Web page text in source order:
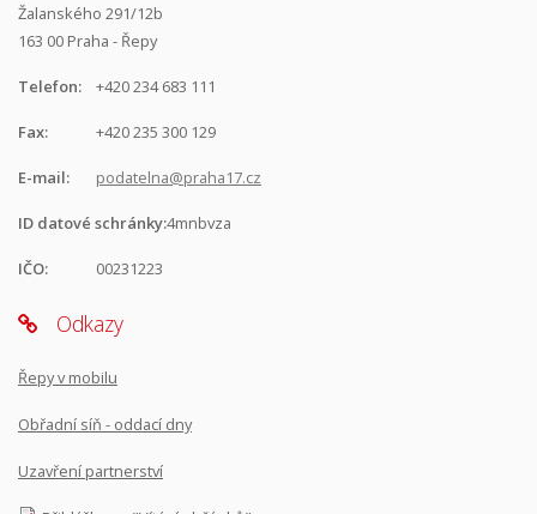
Žalanského 291/12b
163 00 Praha - Řepy
Telefon: +420 234 683 111
Fax: +420 235 300 129
E-mail: podatelna@praha17.cz
ID datové schránky:4mnbvza
IČO: 00231223
Odkazy
Řepy v mobilu
Obřadní síň - oddací dny
Uzavření partnerství